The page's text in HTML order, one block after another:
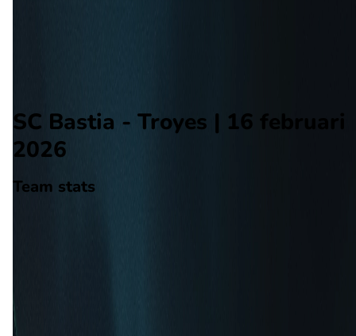
SC Bastia - Troyes | 16 februari
2026
Team stats
5